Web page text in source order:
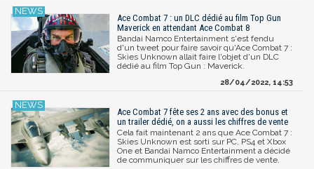
Ace Combat 7 : un DLC dédié au film Top Gun
Maverick en attendant Ace Combat 8
Bandai Namco Entertainment s'est fendu
d'un tweet pour faire savoir qu'Ace Combat 7 :
Skies Unknown allait faire l'objet d'un DLC
dédié au film Top Gun : Maverick.
28/04/2022, 14:53
Ace Combat 7 fête ses 2 ans avec des bonus et
un trailer dédié, on a aussi les chiffres de vente
Cela fait maintenant 2 ans que Ace Combat 7 :
Skies Unknown est sorti sur PC, PS4 et Xbox
One et Bandai Namco Entertainment a décidé
de communiquer sur les chiffres de vente.